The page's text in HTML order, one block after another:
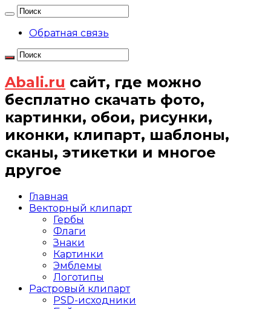
Обратная связь
Abali.ru сайт, где можно
бесплатно скачать фото,
картинки, обои, рисунки,
иконки, клипарт, шаблоны,
сканы, этикетки и многое
другое
Главная
Векторный клипарт
Гербы
Флаги
Знаки
Картинки
Эмблемы
Логотипы
Растровый клипарт
PSD-исходники